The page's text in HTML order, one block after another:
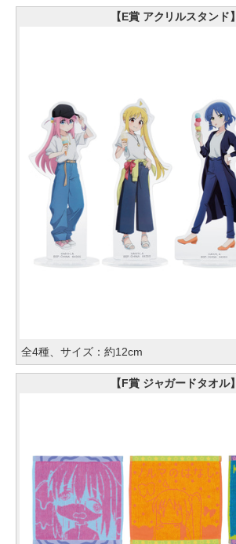
【E賞 アクリルスタンド】
全4種、サイズ：約12cm
【F賞 ジャガードタオル】